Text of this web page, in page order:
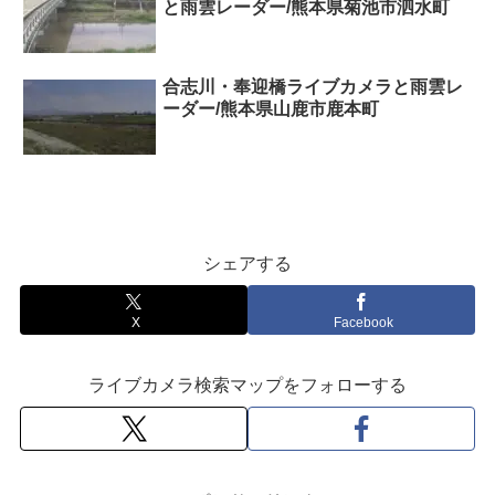
と雨雲レーダー/熊本県菊池市泗水町
合志川・奉迎橋ライブカメラと雨雲レ
ーダー/熊本県山鹿市鹿本町
シェアする
X Facebook
ライブカメラ検索マップをフォローする